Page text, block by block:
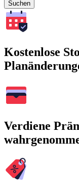
Suchen
Kostenlose
Verdiene